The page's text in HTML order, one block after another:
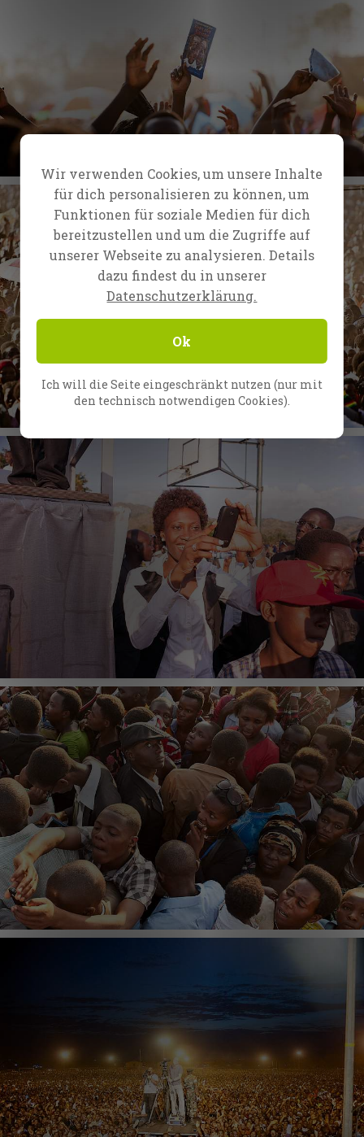
Wir verwenden Cookies, um unsere Inhalte
für dich personalisieren zu können, um
Funktionen für soziale Medien für dich
bereitzustellen und um die Zugriffe auf
unserer Webseite zu analysieren. Details
dazu findest du in unserer
Datenschutzerklärung.
Ok
Ich will die Seite eingeschränkt nutzen (nur mit
den technisch notwendigen Cookies).